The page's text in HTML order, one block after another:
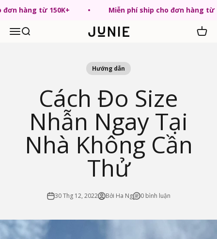
đơn hàng từ 150K+ Miễn phí ship cho đơn hàng từ
MenuTìm kiếm JUNIE VN Giỏ
Hướng dẫn
Cách Đo Size
Nhẫn Ngay Tại
Nhà Không Cần
Thử
30 Thg 12, 2022 Bởi Ha Ng 0 bình luận